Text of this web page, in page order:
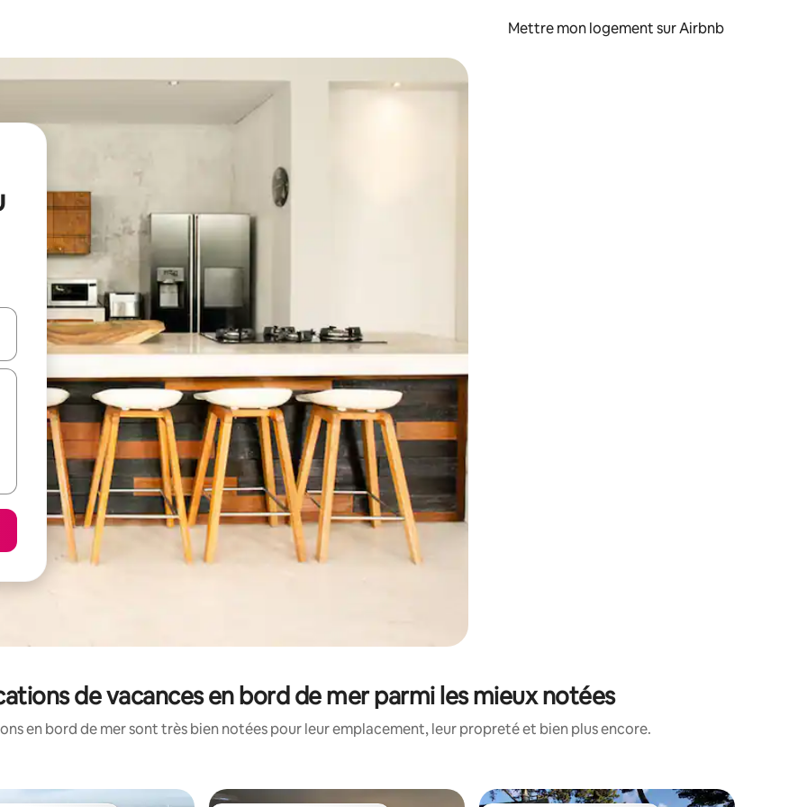
Mettre mon logement sur Airbnb
le haut et vers le bas pour les parcourir ou en appuyant et en faisant glisser.
de vacances en bord de mer parmi les mieux notées
en bord de mer sont très bien notées pour leur emplacement, leur propreté et bien plus encore.